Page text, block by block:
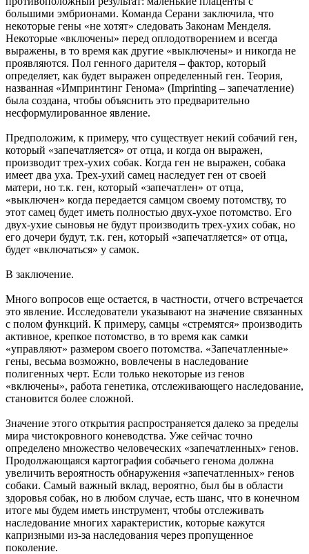
большими эмбрионами. Команда Серани заключила, что
некоторые гены «не хотят» следовать Законам Менделя.
Некоторые «включены» перед оплодотворением и всегда
выражены, в то время как другие «выключены» и никогда не
проявляются. Пол генного дарителя – фактор, который
определяет, как будет выражен определенный ген. Теория,
названная «Импринтинг Генома» (Imprinting – запечатление)
была создана, чтобы объяснить это предварительно
несформулированное явление.
Предположим, к примеру, что существует некий собачий ген,
который «запечатляется» от отца, и когда он выражен,
производит трех-ухих собак. Когда ген не выражен, собака
имеет два уха. Трех-ухий самец наследует ген от своей
матери, но т.к. ген, который «запечатлен» от отца,
«выключен» когда передается самцом своему потомству, то
этот самец будет иметь полностью двух-ухое потомство. Его
двух-ухие сыновья не будут производить трех-ухих собак, но
его дочери будут, т.к. ген, который «запечатляется» от отца,
будет «включаться» у самок.
В заключение.
Много вопросов еще остается, в частности, отчего встречается
это явление. Исследователи указывают на значение связанных
с полом функций. К примеру, самцы «стремятся» производить
активное, крепкое потомство, в то время как самки
«управляют» размером своего потомства. «Запечатленные»
гены, весьма возможно, вовлечены в наследование
полигенных черт. Если только некоторые из генов
«включены», работа генетика, отслеживающего наследование,
становится более сложной.
Значение этого открытия распространяется далеко за пределы
мира чистокровного коневодства. Уже сейчас точно
определено множество человеческих «запечатленных» генов.
Продолжающаяся картография собачьего генома должна
увеличить вероятность обнаружения «запечатленных» генов
собаки. Самый важный вклад, вероятно, был бы в области
здоровья собак, но в любом случае, есть шанс, что в конечном
итоге мы будем иметь инструмент, чтобы отслеживать
наследование многих характеристик, которые кажутся
капризными из-за наследования через пропущенное
поколение.